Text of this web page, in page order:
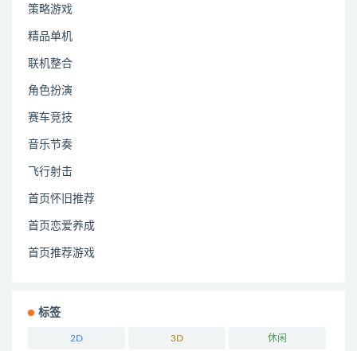
策略游戏
精品单机
联机整合
角色扮演
赛车竞技
音乐节奏
飞行射击
首页怀旧推荐
首页恋爱养成
首页推荐游戏
标签
2D 3D 休闲